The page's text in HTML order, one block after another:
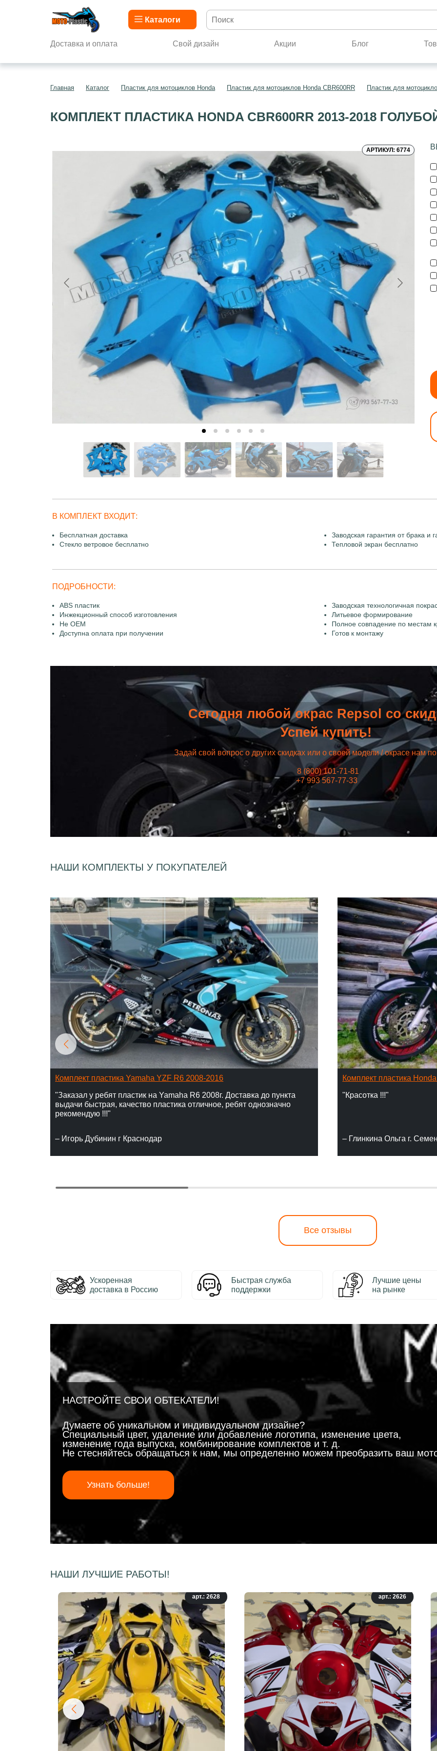
Каталоги
Доставка и оплата Свой дизайн Акции Блог
Главная Каталог Пластик для мотоциклов Honda Пластик для мотоциклов Honda CBR600RR Пластик для
КОМПЛЕКТ ПЛАСТИКА HONDA CBR600RR 2013-2018
АРТИКУЛ: 6774
В КОМПЛЕКТ ВХОДИТ:
Бесплатная доставка
Заводская гарантия от брака и
Стекло ветровое бесплатно
Тепловой экран бесплатно
ПОДРОБНОСТИ:
ABS пластик
Заводская технологичная
Инжекционный способ изготовления
Литьевое формирование
Не OEM
Полное совпадение по местам
Доступна оплата при получении
Готов к монтажу
Сегодня любой окрас Repsol со
Успей купить!
Задай свой вопрос о других скидках или о своей модели / окрасе нам
8 (800) 101-71-81
+7 993 567-77-33
НАШИ КОМПЛЕКТЫ У ПОКУПАТЕЛЕЙ
Комплект пластика Yamaha YZF R6 2008-2016
"Заказал у ребят пластик на Yamaha R6 2008г. Доставка до пункта
выдачи быстрая, качество пластика отличное, ребят однозначно
рекомендую !!!"
– Игорь Дубинин г Краснодар
Комплект пластика
"Красотка !!!"
– Глинкина Ольга г.
Все отзывы
Ускоренная
доставка в Россию
Быстрая служба
поддержки
Лучшие цены
на рынке
НАСТРОЙТЕ СВОИ ОБТЕКАТЕЛИ!
Думаете об уникальном и индивидуальном дизайне?
Специальный цвет, удаление или добавление логотипа, изменение цвета,
изменение года выпуска, комбинирование комплектов и т. д.
Не стесняйтесь обращаться к нам, мы определенно можем преобразить ваш
Узнать больше!
НАШИ ЛУЧШИЕ РАБОТЫ!
арт.: 2628 арт.: 2626